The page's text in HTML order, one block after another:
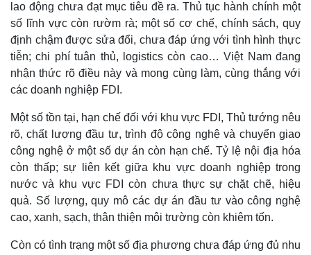
Doanh nghiệp
Thông tin doanh nghiệp
Doanh nghiệp 24h
Doanh nhân
Vì cộng đồng
Công nghệ
Sành điệu
Tin Công nghệ
Trải nghiệm
Chuyển đổi số
lao động chưa đạt mục tiêu đề ra. Thủ tục hành chính một
số lĩnh vực còn rườm rà; một số cơ chế, chính sách, quy
định chậm được sửa đổi, chưa đáp ứng với tình hình thực
tiễn; chi phí tuân thủ, logistics còn cao… Việt Nam đang
nhận thức rõ điều này và mong cùng làm, cùng thắng với
các doanh nghiệp FDI.
Một số tồn tại, hạn chế đối với khu vực FDI, Thủ tướng nêu
rõ, chất lượng đầu tư, trình độ công nghệ và chuyển giao
công nghệ ở một số dự án còn hạn chế. Tỷ lệ nội địa hóa
còn thấp; sự liên kết giữa khu vực doanh nghiệp trong
nước và khu vực FDI còn chưa thực sự chặt chẽ, hiệu
quả. Số lượng, quy mô các dự án đầu tư vào công nghệ
cao, xanh, sạch, thân thiện môi trường còn khiêm tốn.
Còn có tình trạng một số địa phương chưa đáp ứng đủ nhu